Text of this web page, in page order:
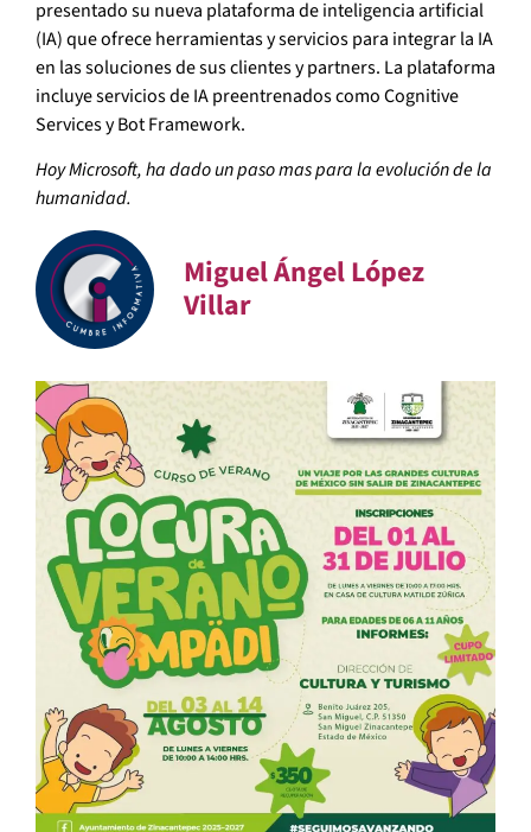
presentado su nueva plataforma de inteligencia artificial
(IA) que ofrece herramientas y servicios para integrar la IA
en las soluciones de sus clientes y partners. La plataforma
incluye servicios de IA preentrenados como Cognitive
Services y Bot Framework.
Hoy Microsoft, ha dado un paso mas para la evolución de la
humanidad.
Miguel Ángel López
Villar